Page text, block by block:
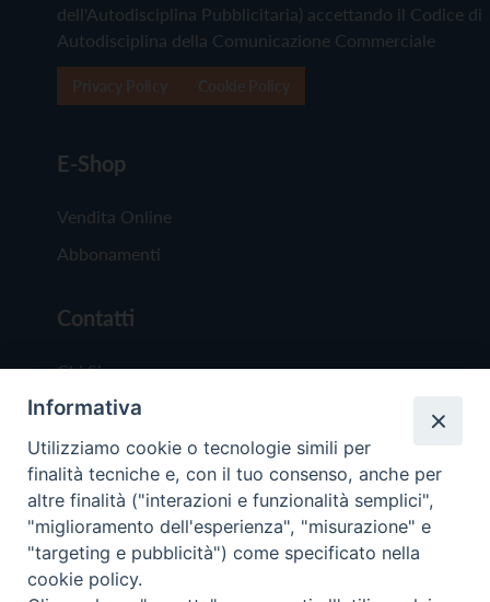
dell'Autodisciplina Pubblicitaria) accettando il Codice di
Autodisciplina della Comunicazione Commerciale
E-Shop
Vendita Online
Abbonamenti
Contatti
Chi Siamo
Redazione
Scrivici
Copyright © 2019 - Tutti i diritti riservati - Vita
Informativa
Utilizziamo cookie o tecnologie simili per
finalità tecniche e, con il tuo consenso, anche per
altre finalità ("interazioni e funzionalità semplici",
"miglioramento dell'esperienza", "misurazione" e
"targeting e pubblicità") come specificato nella
cookie policy.